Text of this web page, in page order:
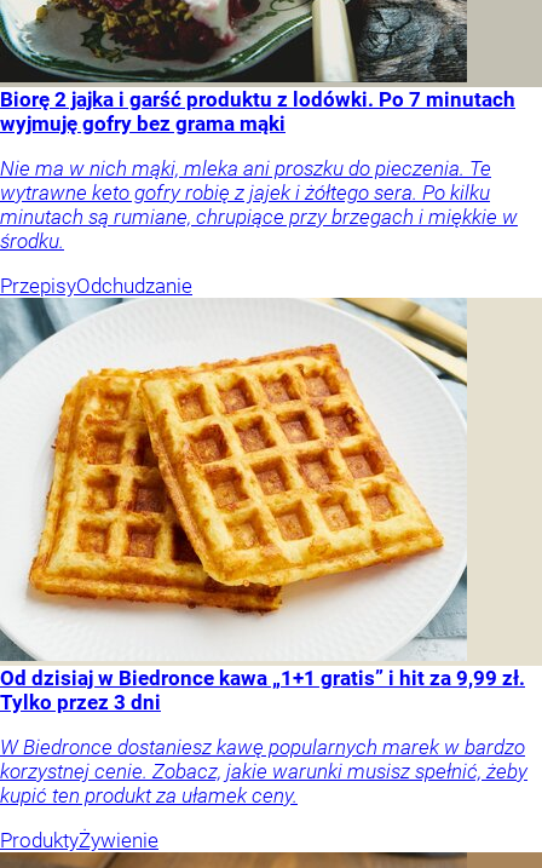
Biorę 2 jajka i garść produktu z lodówki. Po 7 minutach
wyjmuję gofry bez grama mąki
Nie ma w nich mąki, mleka ani proszku do pieczenia. Te
wytrawne keto gofry robię z jajek i żółtego sera. Po kilku
minutach są rumiane, chrupiące przy brzegach i miękkie w
środku.
PrzepisyOdchudzanie
Od dzisiaj w Biedronce kawa „1+1 gratis” i hit za 9,99 zł.
Tylko przez 3 dni
W Biedronce dostaniesz kawę popularnych marek w bardzo
korzystnej cenie. Zobacz, jakie warunki musisz spełnić, żeby
kupić ten produkt za ułamek ceny.
ProduktyŻywienie